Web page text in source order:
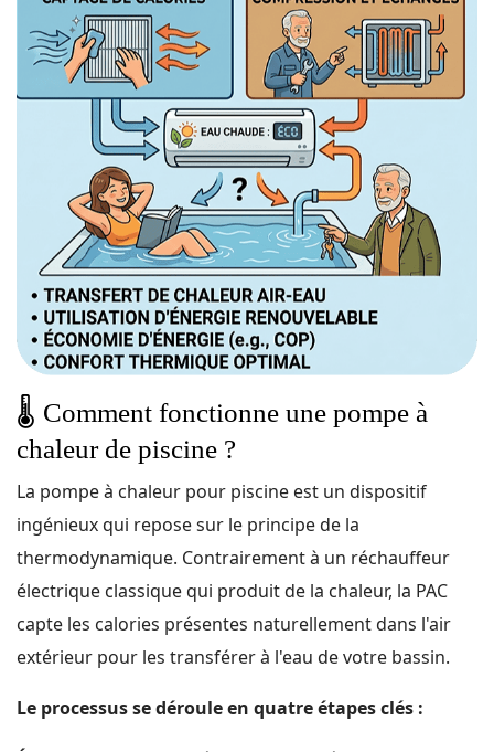
🌡️ Comment fonctionne une pompe à
chaleur de piscine ?
La pompe à chaleur pour piscine est un dispositif
ingénieux qui repose sur le principe de la
thermodynamique. Contrairement à un réchauffeur
électrique classique qui produit de la chaleur, la PAC
capte les calories présentes naturellement dans l'air
extérieur pour les transférer à l'eau de votre bassin.
Le processus se déroule en quatre étapes clés :